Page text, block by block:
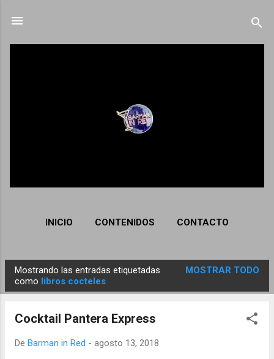
INICIO CONTENIDOS CONTACTO
n
Mostrando las entradas etiquetadas
como libros cocteles
MOSTRAR TODO
Cocktail Pantera Express
De Barman in Red - agosto 13, 2018